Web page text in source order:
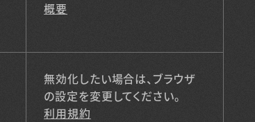
概要
無効化したい場合は、ブラウザ
の設定を変更してください。
利用規約